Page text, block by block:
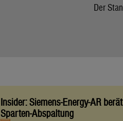
Der
Insider: Siemens-Energy-AR
Sparten-Abspaltung